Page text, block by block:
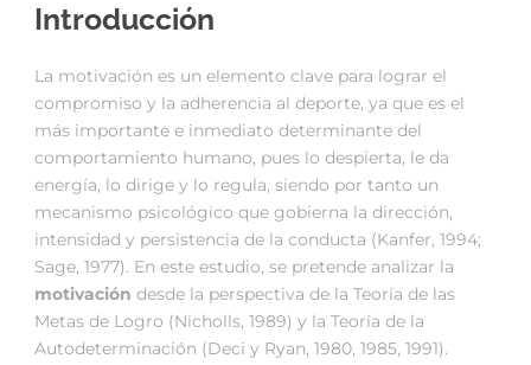
Introducción
La motivación es un elemento clave para lograr el
compromiso y la adherencia al deporte, ya que es el
más importante e inmediato determinante del
comportamiento humano, pues lo despierta, le da
energía, lo dirige y lo regula, siendo por tanto un
mecanismo psicológico que gobierna la dirección,
intensidad y persistencia de la conducta (Kanfer, 1994;
Sage, 1977). En este estudio, se pretende analizar la
motivación desde la perspectiva de la Teoría de las
Metas de Logro (Nicholls, 1989) y la Teoría de la
Autodeterminación (Deci y Ryan, 1980, 1985, 1991).